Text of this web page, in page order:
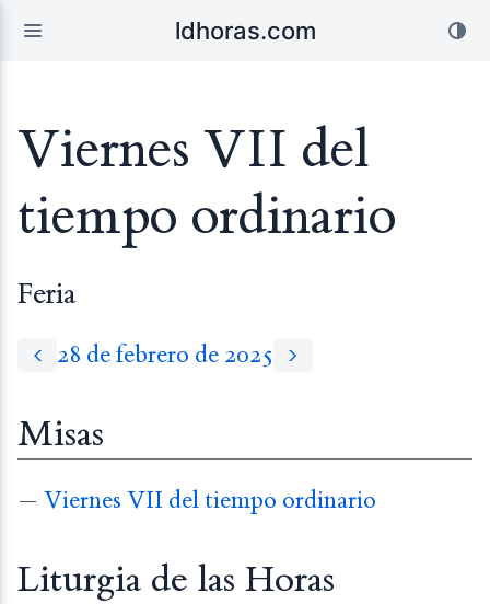
ldhoras.com
Viernes VII del
tiempo ordinario
Feria
28 de febrero de 2025
Misas
— Viernes VII del tiempo ordinario
Liturgia de las Horas